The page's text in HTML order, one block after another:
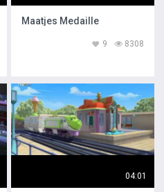
Maatjes Medaille
8308
9
04:01